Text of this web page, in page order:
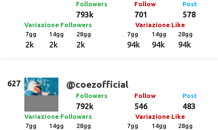
Followers
793k
Follow
701
Post
578
Variazione Followers
7gg
2k
14gg
2k
28gg
2k
Variazione Like
7gg
94k
14gg
94k
28gg
94k
627 @coezofficial
Followers
792k
Follow
546
Post
483
Variazione Followers
7gg
14gg 28gg
Variazione Like
7gg
14gg 28gg